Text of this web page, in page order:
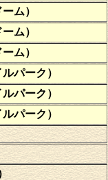
ム）
ム）
ム）
パーク）
パーク）
パーク）